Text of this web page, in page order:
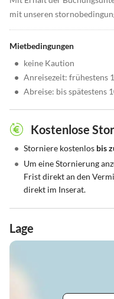
mit unseren
Mietbedingungen
• keine Kaution
• Anreisezeit: frühestens
• Abreise: bis spätestens
Kostenlose
• Storniere kostenlos bis
• Um eine Stornierung
Frist direkt an den
direkt im Inserat.
Lage